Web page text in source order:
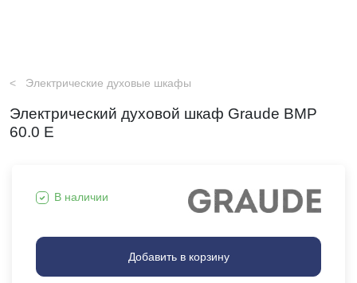
Электрические духовые шкафы
Электрический духовой шкаф Graude BMP
60.0 E
В наличии
Добавить в корзину